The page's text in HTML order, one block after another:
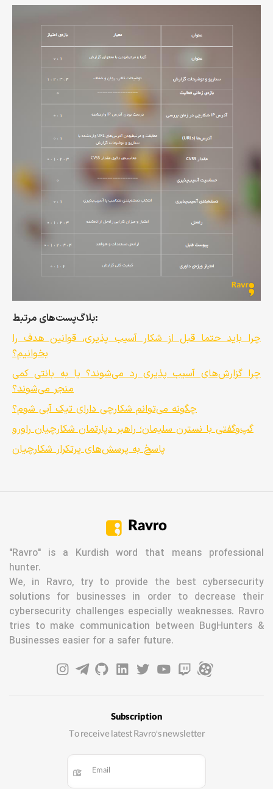
بلاگ‌پست‌های مرتبط:
چرا باید حتما قبل از شکار آسیب پذیری، قوانین هدف را
بخوانیم؟
چرا گزارش‌های آسیب پذیری رد می‌شوند؟ یا به بانتی کمی
منجر می‌شوند؟
چگونه می‌توانم شکارچی دارای تیک آبی شوم؟
گپ‌وگفتی با نسترن سلیمان؛ راهبر دپارتمان شکارچیان راورو
پاسخ به پرسش‌های پرتکرار شکارچیان
Ravro
"Ravro" is a Kurdish word that means professional
hunter.
We, in Ravro, try to provide the best cybersecurity
solutions for businesses in order to decrease their
cybersecurity challenges especially weaknesses. Ravro
tries to make communication between BugHunters &
Businesses easier for a safer future.
Subscription
To receive latest Ravro's newsletter
Email